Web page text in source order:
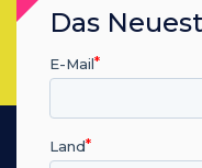
Das
E-Mail
Land